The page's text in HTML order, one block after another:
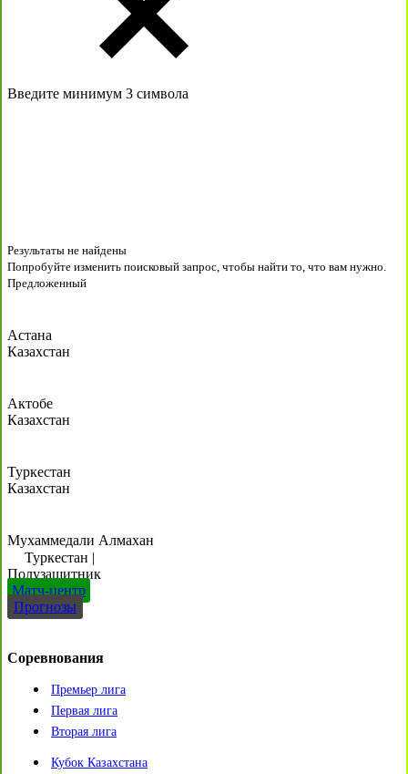
Введите минимум 3 символа
Результаты не найдены
Попробуйте изменить поисковый запрос, чтобы найти то, что вам нужно.
Предложенный
Астана
Казахстан
Актобе
Казахстан
Туркестан
Казахстан
Мухаммедали Алмахан
Туркестан |
Полузащитник
Матч-центр
Прогнозы
Соревнования
Премьер лига
Первая лига
Вторая лига
Кубок Казахстана